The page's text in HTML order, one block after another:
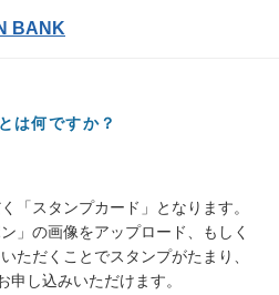
は何ですか？
「スタンプカード」となります。
」の画像をアップロード、もしく
ただくことでスタンプがたまり、
し込みいただけます。